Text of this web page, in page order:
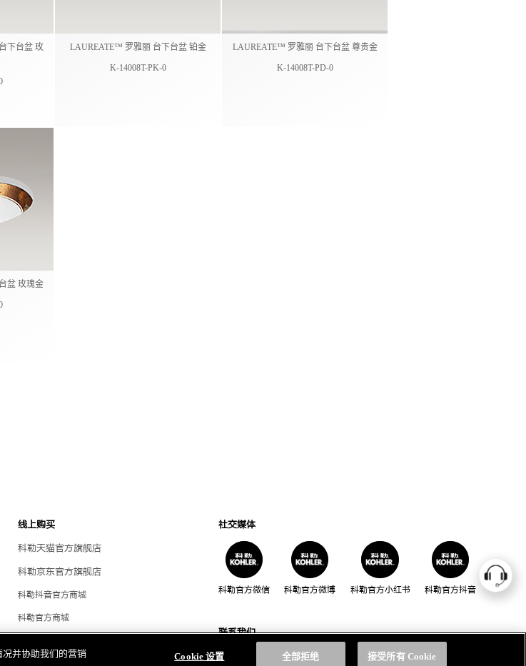
下台盆 玫
LAUREATE™ 罗雅丽 台下台盆 铂金
K-14008T-PK-0
LAUREATE™ 罗雅丽 台下台盆 尊贵金
K-14008T-PD-0
盆 玫瑰金
线上购买
科勒天猫官方旗舰店
科勒京东官方旗舰店
科勒抖音官方商城
科勒官方商城
社交媒体
科勒官方微信 科勒官方微博 科勒官方小红书 科勒官方抖音
联系我们
座机用户请拨打： 手机用户请拨打：
并协助我们的营销
Cookie 设置 全部拒绝 接受所有 Cookie